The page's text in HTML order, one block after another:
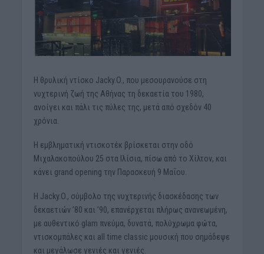
Η θρυλική ντίσκο Jacky.O., που μεσουρανούσε στη
νυχτερινή ζωή της Αθήνας τη δεκαετία του 1980,
ανοίγει και πάλι τις πύλες της, μετά από σχεδόν 40
χρόνια.
Η εμβληματική ντισκοτέκ βρίσκεται στην οδό
Μιχαλακοπούλου 25 στα Ιλίσια, πίσω από το Χίλτον, και
κάνει grand opening την Παρασκευή 9 Μαΐου.
Η Jacky.O., σύμβολο της νυχτερινής διασκέδασης των
δεκαετιών ’80 και ’90, επανέρχεται πλήρως ανανεωμένη,
με αυθεντικό glam πνεύμα, δυνατά, πολύχρωμα φώτα,
ντισκομπάλες και all time classic μουσική που σημάδεψε
και μεγάλωσε γενιές και γενιές.